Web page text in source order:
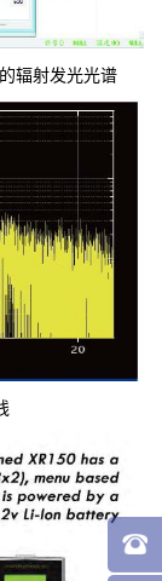
辐射发光光谱